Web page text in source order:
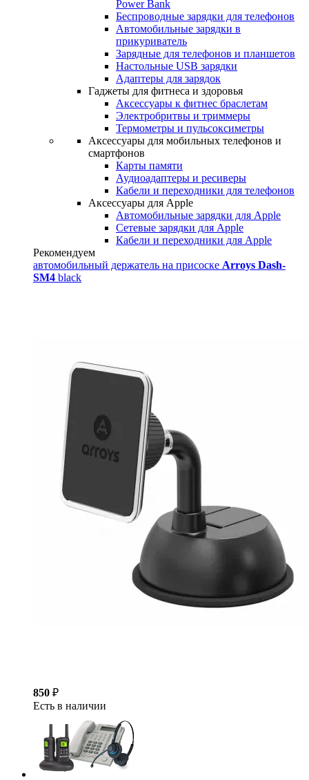
Power Bank
Беспроводные зарядки для телефонов
Автомобильные зарядки в
прикуриватель
Зарядные для телефонов и планшетов
Настольные USB зарядки
Адаптеры для зарядок
Гаджеты для фитнеса и здоровья
Аксессуары к фитнес браслетам
Электробритвы и триммеры
Термометры и пульсоксиметры
Аксессуары для мобильных телефонов и
смартфонов
Карты памяти
Аудиоадаптеры и ресиверы
Кабели и переходники для телефонов
Аксессуары для Apple
Автомобильные зарядки для Apple
Сетевые зарядки для Apple
Кабели и переходники для Apple
Рекомендуем
автомобильный держатель на присоске Arroys Dash-
SM4 black
850 ₽
Есть в наличии